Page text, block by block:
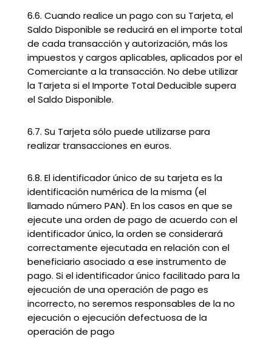
6.6. Cuando realice un pago con su Tarjeta, el
Saldo Disponible se reducirá en el importe total
de cada transacción y autorización, más los
impuestos y cargos aplicables, aplicados por el
Comerciante a la transacción. No debe utilizar
la Tarjeta si el Importe Total Deducible supera
el Saldo Disponible.
6.7. Su Tarjeta sólo puede utilizarse para
realizar transacciones en euros.
6.8. El identificador único de su tarjeta es la
identificación numérica de la misma (el
llamado número PAN). En los casos en que se
ejecute una orden de pago de acuerdo con el
identificador único, la orden se considerará
correctamente ejecutada en relación con el
beneficiario asociado a ese instrumento de
pago. Si el identificador único facilitado para la
ejecución de una operación de pago es
incorrecto, no seremos responsables de la no
ejecución o ejecución defectuosa de la
operación de pago